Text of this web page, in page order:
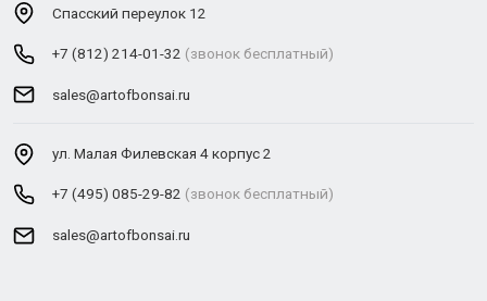
Спасский переулок 12
+7 (812) 214-01-32 (звонок бесплатный)
sales@artofbonsai.ru
ул. Малая Филевская 4 корпус 2
+7 (495) 085-29-82 (звонок бесплатный)
sales@artofbonsai.ru